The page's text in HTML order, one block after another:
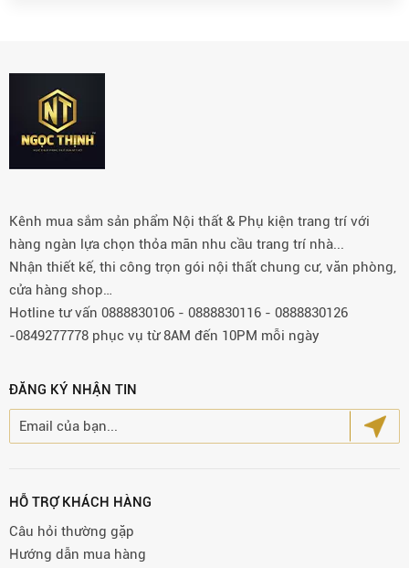
Kênh mua sắm sản phẩm Nội thất & Phụ kiện trang trí với
hàng ngàn lựa chọn thỏa mãn nhu cầu trang trí nhà...
Nhận thiết kế, thi công trọn gói nội thất chung cư, văn phòng,
cửa hàng shop…
Hotline tư vấn 0888830106 - 0888830116 - 0888830126
-0849277778 phục vụ từ 8AM đến 10PM mỗi ngày
ĐĂNG KÝ NHẬN TIN
HỖ TRỢ KHÁCH HÀNG
Câu hỏi thường gặp
Hướng dẫn mua hàng